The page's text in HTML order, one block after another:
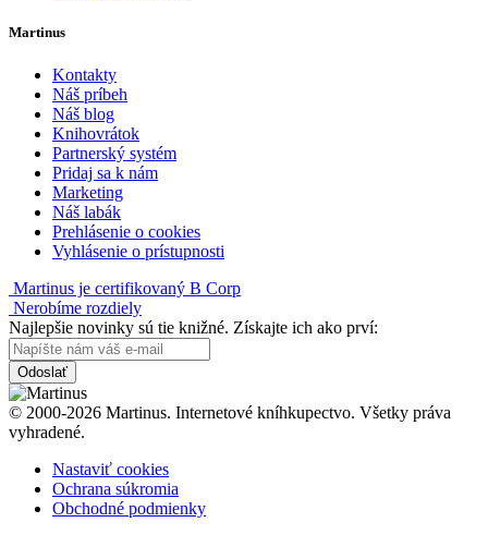
Martinus
Kontakty
Náš príbeh
Náš blog
Knihovrátok
Partnerský systém
Pridaj sa k nám
Marketing
Náš labák
Prehlásenie o cookies
Vyhlásenie o prístupnosti
Martinus je certifikovaný B Corp
Nerobíme rozdiely
Najlepšie novinky sú tie knižné. Získajte ich ako prví:
Odoslať
© 2000-2026 Martinus. Internetové kníhkupectvo. Všetky práva
vyhradené.
Nastaviť cookies
Ochrana súkromia
Obchodné podmienky